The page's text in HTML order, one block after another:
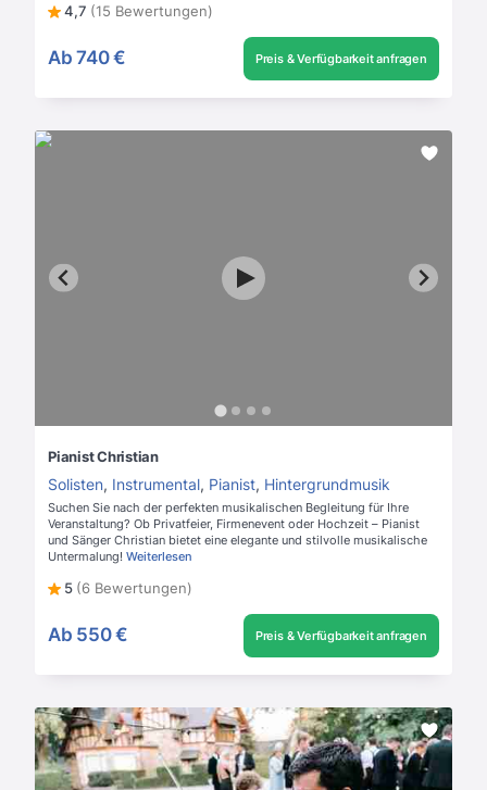
4,7 (15 Bewertungen)
Ab 740 € Preis & Verfügbarkeit anfragen
Pianist Christian
Solisten, Instrumental, Pianist, Hintergrundmusik
Suchen Sie nach der perfekten musikalischen Begleitung für Ihre
Veranstaltung? Ob Privatfeier, Firmenevent oder Hochzeit – Pianist
und Sänger Christian bietet eine elegante und stilvolle musikalische
Untermalung! Weiterlesen
5 (6 Bewertungen)
Ab 550 € Preis & Verfügbarkeit anfragen